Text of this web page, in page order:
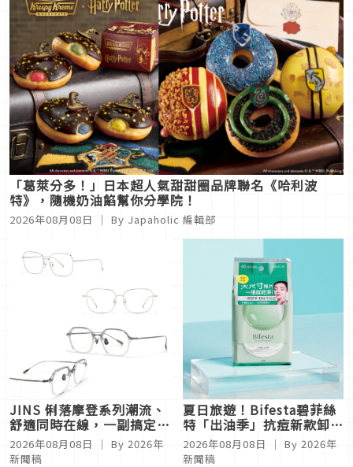
「葛萊分多！」日本超人氣甜甜圈品牌聯名《哈利波
特》，隨機奶油餡幫你分學院！
2026年08月08日 ｜ By Japaholic 編輯部
JINS 俐落摩登系列潮流、
舒適同時在線，一副搞定秋
冬時尚！
2026年08月08日 ｜ By 2026年
新聞稿
夏日旅遊！Bifesta碧菲絲
特「出油季」抗痘新款卸妝
棉一張守護肌膚清爽
2026年08月08日 ｜ By 2026年
新聞稿